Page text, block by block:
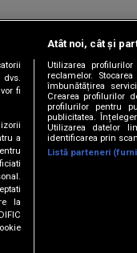
© 2026 / DIGI
|Politica de
Urmărește-ne
dvs.
fi
a
la
Atât noi, cât și
Utilizarea
reclamelor.
îmbunătățirea
Crearea profilurilor
profilurilor pentru
publicitatea.
Utilizarea datelor
identificarea prin
Listă parteneri